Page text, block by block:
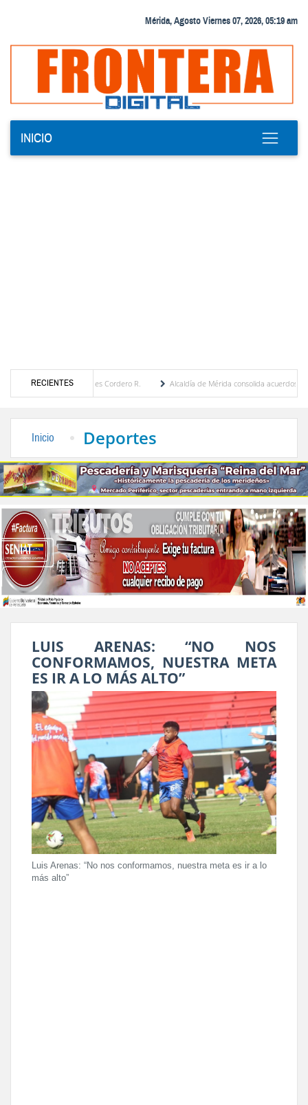
Mérida, Agosto Viernes 07, 2026, 05:19 am
INICIO
RECIENTES
Eugenia Febres Cordero R.
Alcaldía de Mérida consolida acuerdos con
Inicio Deportes
LUIS ARENAS: “NO NOS
CONFORMAMOS, NUESTRA META
ES IR A LO MÁS ALTO”
Luis Arenas: “No nos conformamos, nuestra meta es ir a lo
más alto”